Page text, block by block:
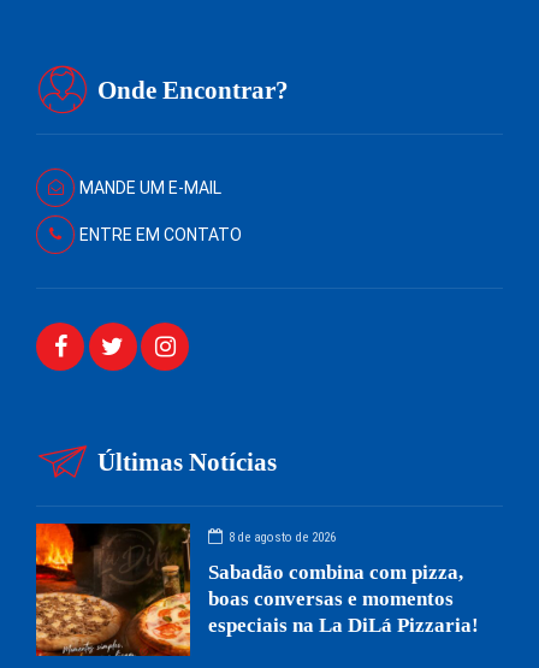
Onde Encontrar?
MANDE UM E-MAIL
ENTRE EM CONTATO
Últimas Notícias
8 de agosto de 2026
Sabadão combina com pizza,
boas conversas e momentos
especiais na La DiLá Pizzaria!